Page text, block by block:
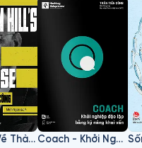
Khoa Học Về Thành Công
Coach - Khởi Nghiệp Độc Lập Bằng Kỹ Năng Khai Vấn